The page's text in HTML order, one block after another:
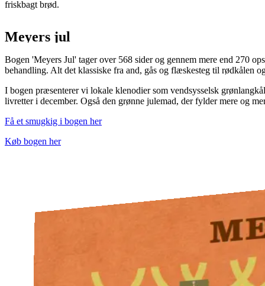
friskbagt brød.
Meyers jul
Bogen 'Meyers Jul' tager over 568 sider og gennem mere end 270
behandling. Alt det klassiske fra and, gås og flæskesteg til rødkålen
I bogen præsenterer vi lokale klenodier som vendsysselsk
livretter i december. Også den grønne julemad, der fylder mere og
Få et smugkig i bogen her
Køb bogen her